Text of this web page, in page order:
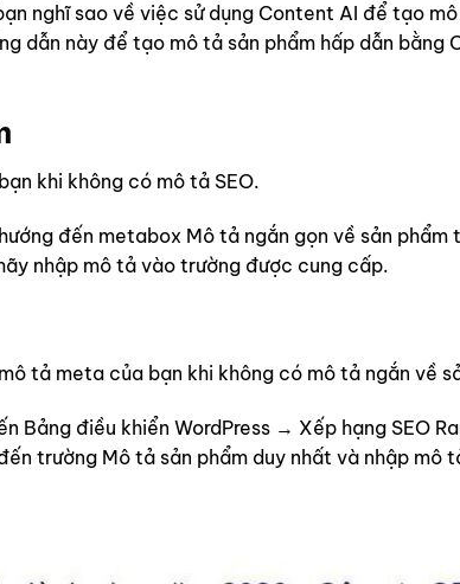
nghĩ sao về việc sử dụng Content AI để tạo
dẫn này để tạo mô tả sản phẩm hấp dẫn bằng
khi không có mô tả SEO.
đến metabox Mô tả ngắn gọn về sản phẩm
nhập mô tả vào trường được cung cấp.
tả meta của bạn khi không có mô tả ngắn về
Bảng điều khiển WordPress → Xếp hạng SEO
trường Mô tả sản phẩm duy nhất và nhập mô